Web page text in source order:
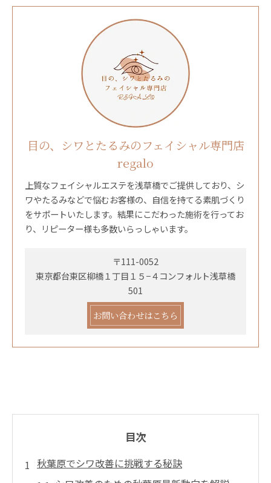
目の、シワとたるみのフェイシャル専門店
regalo
上質なフェイシャルエステを浅草橋でご提供しており、シ
ワやたるみなどで悩むお客様の、自信を持てる素肌づくり
をサポートいたします。結果にこだわった施術を行ってお
り、リピーター様も多数いらっしゃいます。
〒111-0052
東京都台東区柳橋１丁目１５−４コンフォルト浅草橋
501
お問い合わせはこちら
目次
秋葉原でシワ改善に挑戦する秘訣